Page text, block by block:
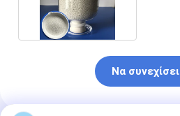
Να συνεχίσει